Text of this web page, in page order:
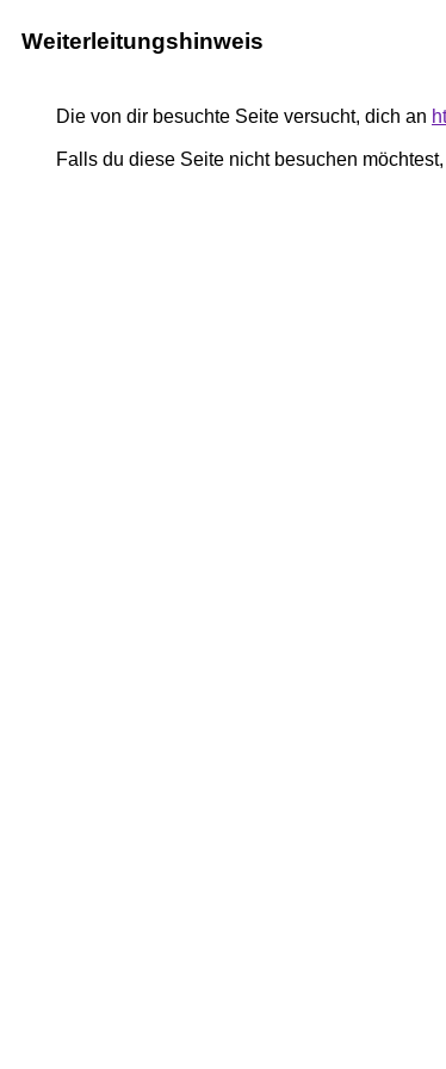
Weiterleitungshinweis
Die von dir besuchte Seite versucht, dich an
Falls du diese Seite nicht besuchen